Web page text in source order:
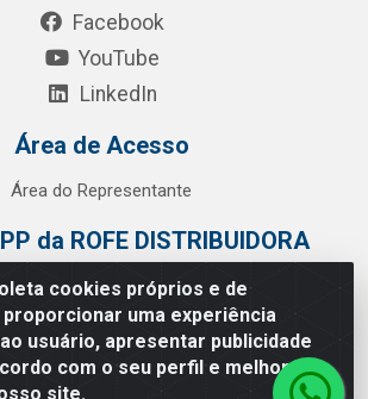
cookies próprios e de
uma experiência
usuário, apresentar publicidade
com o seu perfil e melhorar a
site.
Facebook
YouTube
LinkedIn
Área de Acesso
Área do Representante
da ROFE DISTRIBUIDORA